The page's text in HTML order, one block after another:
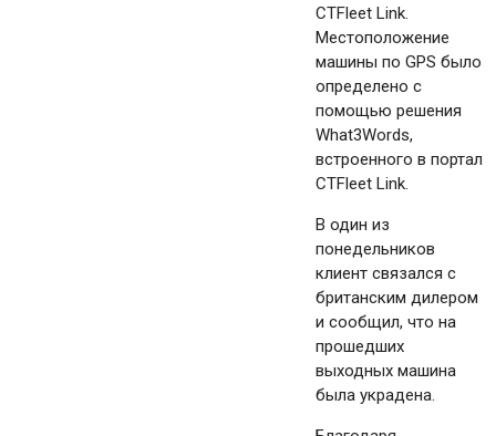
CTFleet Link.
Местоположение
машины по GPS было
определено с
помощью решения
What3Words,
встроенного в портал
CTFleet Link.
В один из
понедельников
клиент связался с
британским дилером
и сообщил, что на
прошедших
выходных машина
была украдена.